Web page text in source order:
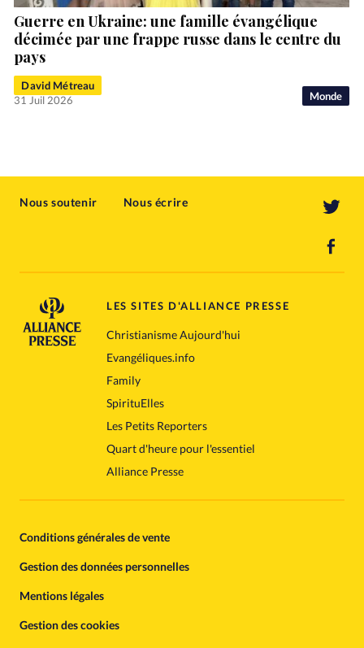
Monde
Guerre en Ukraine: une famille évangélique
décimée par une frappe russe dans le centre du
pays
David Métreau
31 Juil 2026
Nous soutenir Nous écrire
LES SITES D'ALLIANCE PRESSE
Christianisme Aujourd'hui
Evangéliques.info
Family
SpirituElles
Les Petits Reporters
Quart d'heure pour l'essentiel
Alliance Presse
Conditions générales de vente
Gestion des données personnelles
Mentions légales
Gestion des cookies